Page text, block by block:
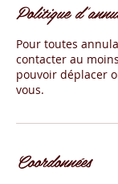
Politique
Pour toutes
contacter au
pouvoir déplacer
vous.
Coordonnées